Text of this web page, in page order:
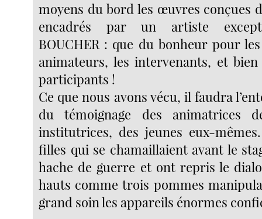
moyens du bord les œuvres conçues
encadrés par un artiste
BOUCHER : que du bonheur pour
animateurs, les intervenants, et
participants !
Ce que nous avons vécu, il faudra
du témoignage des animatrices
institutrices, des jeunes eux-
filles qui se chamaillaient avant le
hache de guerre et ont repris le
hauts comme trois pommes
grand soin les appareils énormes